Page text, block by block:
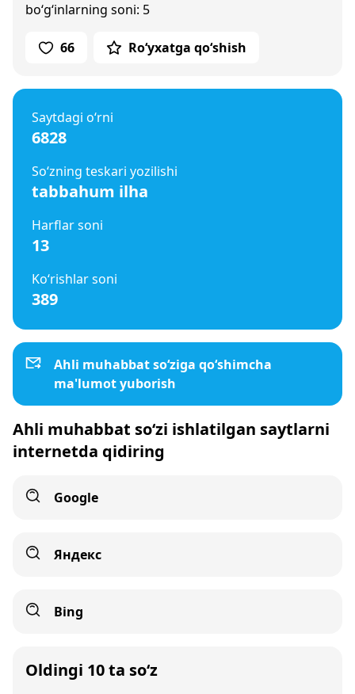
bo‘g‘inlarning soni: 5
66 Ro‘yxatga qo‘shish
Saytdagi o‘rni
6828
So‘zning teskari yozilishi
tabbahum ilha
Harflar soni
13
Ko‘rishlar soni
389
Ahli muhabbat so‘ziga qo‘shimcha
ma'lumot yuborish
Ahli muhabbat so‘zi ishlatilgan saytlarni
internetda qidiring
Google
Яндекс
Bing
Oldingi 10 ta so‘z